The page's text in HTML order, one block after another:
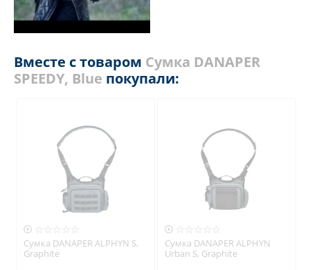
Вместе с товаром Сумка DANAPER
SPEEDY, Blue покупали:

Сумка DANAPER ALPHYN S,
Graphite

Сумка DANAPER ALPHYN
Urban S, Graphite